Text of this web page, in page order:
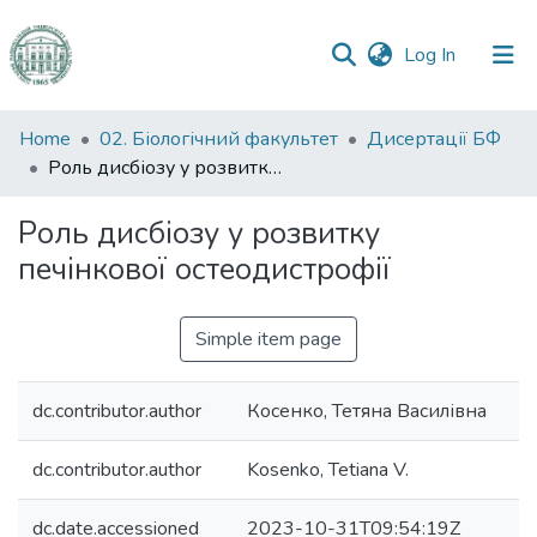
Log In (current)
Communities
&
All of DSpace
Home 02. Біологічний факультет
Дисертації БФ
Роль дисбіозу у розвитку печінкової остеодистрофії
Роль дисбіозу у розвитку
печінкової остеодистрофії
Simple item page
dc.contributor.author Косенко, Тетяна Василівна
dc.contributor.author Kosenko, Tetiana V.
dc.date.accessioned 2023-10-31T09:54:19Z